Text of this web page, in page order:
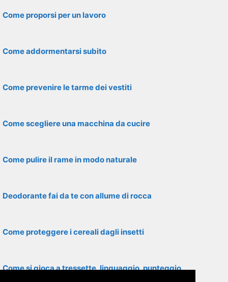
Come proporsi per un lavoro
Come addormentarsi subito
Come prevenire le tarme dei vestiti
Come scegliere una macchina da cucire
Come pulire il rame in modo naturale
Deodorante fai da te con allume di rocca
Come proteggere i cereali dagli insetti
Come si gioca a tressette, linguaggio, punteggio